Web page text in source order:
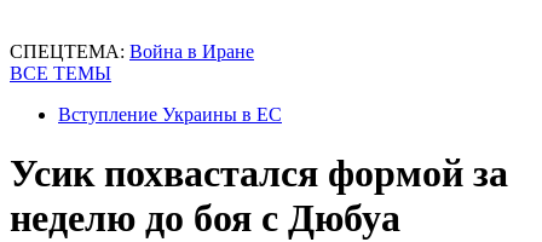
СПЕЦТЕМА: Война в Иране
ВСЕ ТЕМЫ
Вступление Украины в ЕС
Усик похвастался формой за
неделю до боя с Дюбуа